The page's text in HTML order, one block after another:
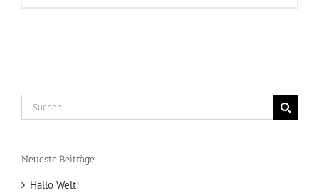
nach:
Neueste Beiträge
Hallo Welt!